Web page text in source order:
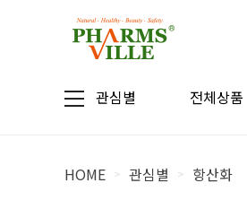
관심별 전체상품
HOME > 관심별 > 항산화